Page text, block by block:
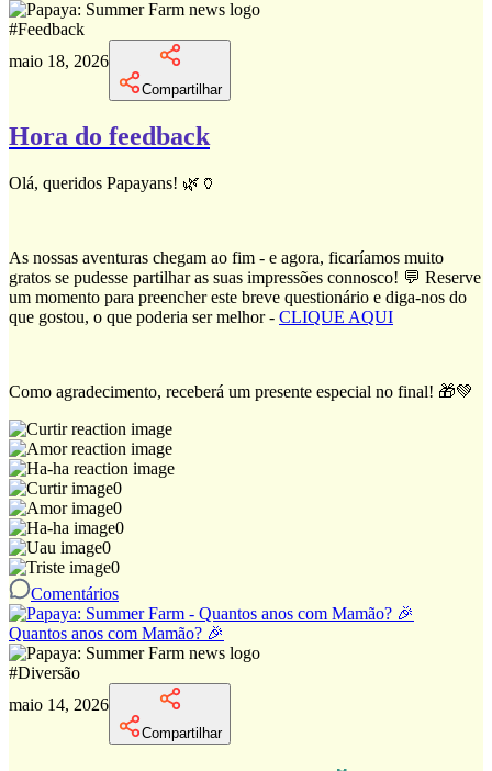
#Feedback
maio 18, 2026
Compartilhar
Hora do feedback
Olá, queridos Papayans! 🌿🏺
As nossas aventuras chegam ao fim - e agora, ficaríamos muito
gratos se pudesse partilhar as suas impressões connosco! 💬 Reserve
um momento para preencher este breve questionário e diga-nos do
que gostou, o que poderia ser melhor - CLIQUE AQUI
Como agradecimento, receberá um presente especial no final! 🎁💚
0
0
0
0
0
Comentários
Quantos anos com Mamão? 🎉
#Diversão
maio 14, 2026
Compartilhar